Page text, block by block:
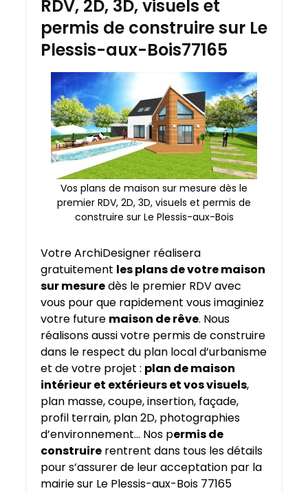
RDV, 2D, 3D, visuels et
permis de construire sur Le
Plessis-aux-Bois77165
Vos plans de maison sur mesure dès le
premier RDV, 2D, 3D, visuels et permis de
construire sur Le Plessis-aux-Bois
Votre ArchiDesigner réalisera
gratuitement les plans de votre maison
sur mesuredès le premier RDV avec
vous pour que rapidement vous imaginiez
votre future maison de rêve. Nous
réalisons aussi votre permis de construire
dans le respect du plan local d’urbanisme
et de votre projet : plan de maison
intérieur et extérieurs et vos visuels,
plan masse, coupe, insertion, façade,
profil terrain, plan 2D, photographies
d’environnement… Nos permis de
construire rentrent dans tous les détails
pour s’assurer de leur acceptation par la
mairie sur Le Plessis-aux-Bois 77165